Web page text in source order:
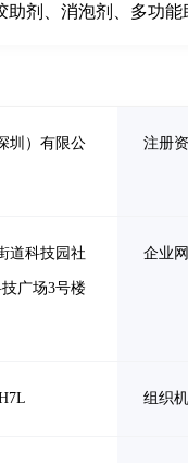
剂、消泡剂、多功能
圳）有限公 注册
道科技园社
广场3号楼
企业
组织